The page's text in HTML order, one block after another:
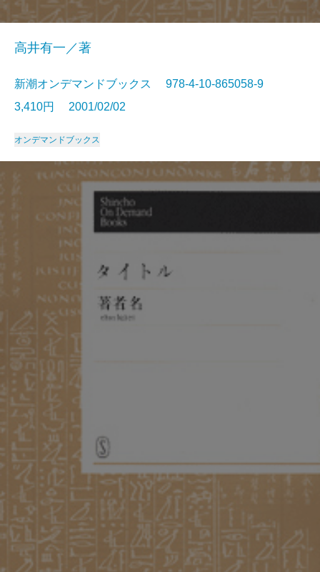
高井有一／著
新潮オンデマンドブックス 978-4-10-865058-9
3,410円 2001/02/02
オンデマンドブックス